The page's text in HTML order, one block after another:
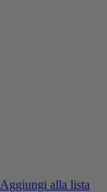
Aggiungi alla lista